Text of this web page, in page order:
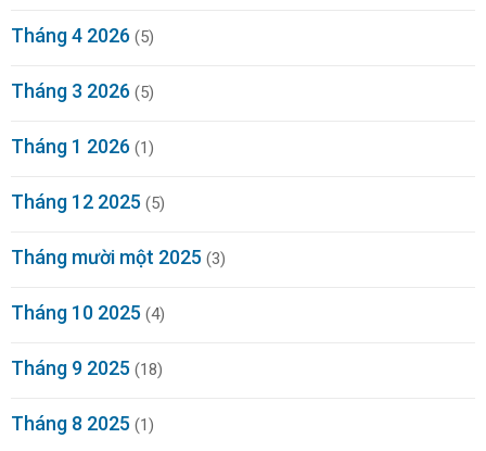
Tháng 4 2026 (5)
Tháng 3 2026 (5)
Tháng 1 2026 (1)
Tháng 12 2025 (5)
Tháng mười một 2025 (3)
Tháng 10 2025 (4)
Tháng 9 2025 (18)
Tháng 8 2025 (1)